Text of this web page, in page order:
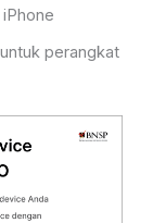
perangkat